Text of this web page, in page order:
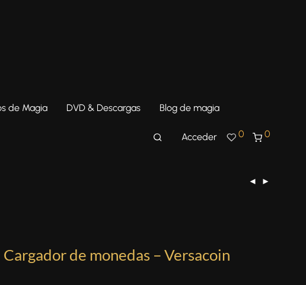
de Magia DVD & Descargas Blog de magia
Acceder 0 0
Cargador de monedas – Versacoin